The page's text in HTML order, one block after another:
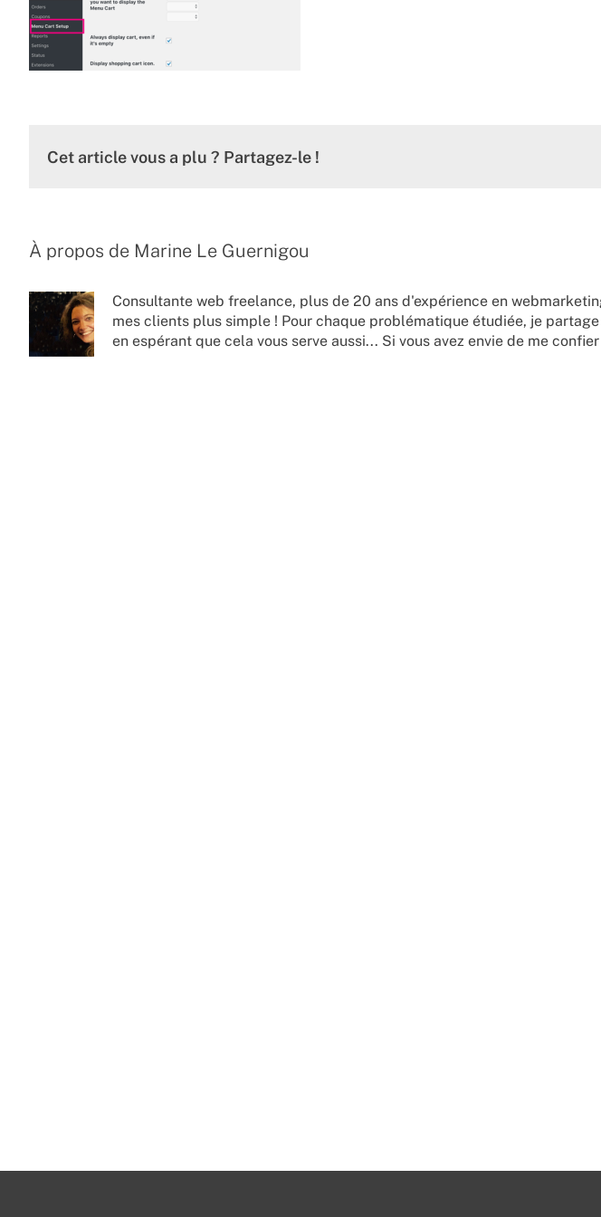
Cet article vous a plu ? Partagez-le !
À propos de Marine Le Guernigou
Consultante web freelance, plus de 20 ans d'expérience en
mes clients plus simple ! Pour chaque problématique étudiée, je
en espérant que cela vous serve aussi... Si vous avez envie de me